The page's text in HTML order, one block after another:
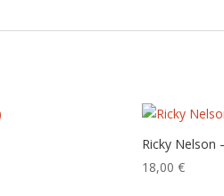
Ricky Nelson
18,00€